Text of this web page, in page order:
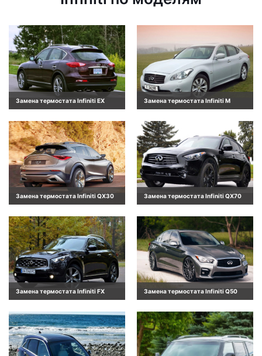
Замена термостата Infiniti EX Замена термостата Infiniti M
Замена термостата Infiniti QX30 Замена термостата Infiniti QX70
Замена термостата Infiniti FX Замена термостата Infiniti Q50